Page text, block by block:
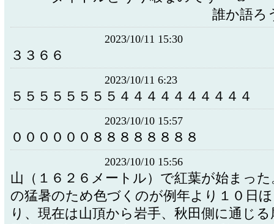
誰か語ろう
2023/10/11 15:30
３３６６
2023/10/11 6:23
５５５５５５５５４４４４４４４４４４
2023/10/10 15:57
００００００８８８８８８８８
2023/10/10 15:56
山（１６２６メートル）で紅葉が始まっ
の猛暑のため色づくのが例年より１０日
り、現在は山頂から岩手、秋田側に通じ